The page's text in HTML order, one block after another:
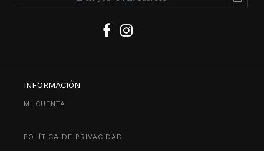
INFORMACIÓN
MI CUENTA
POLÍTICA DE PRIVACIDAD